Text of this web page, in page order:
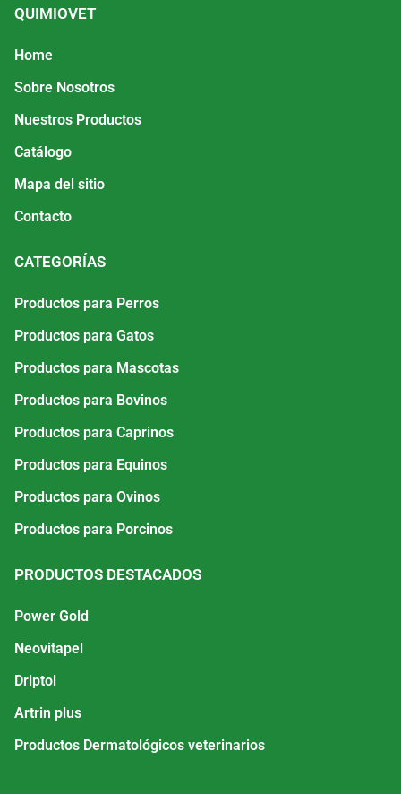
QUIMIOVET
Home
Sobre Nosotros
Nuestros Productos
Catálogo
Mapa del sitio
Contacto
CATEGORÍAS
Productos para Perros
Productos para Gatos
Productos para Mascotas
Productos para Bovinos
Productos para Caprinos
Productos para Equinos
Productos para Ovinos
Productos para Porcinos
PRODUCTOS DESTACADOS
Power Gold
Neovitapel
Driptol
Artrin plus
Productos Dermatológicos veterinarios